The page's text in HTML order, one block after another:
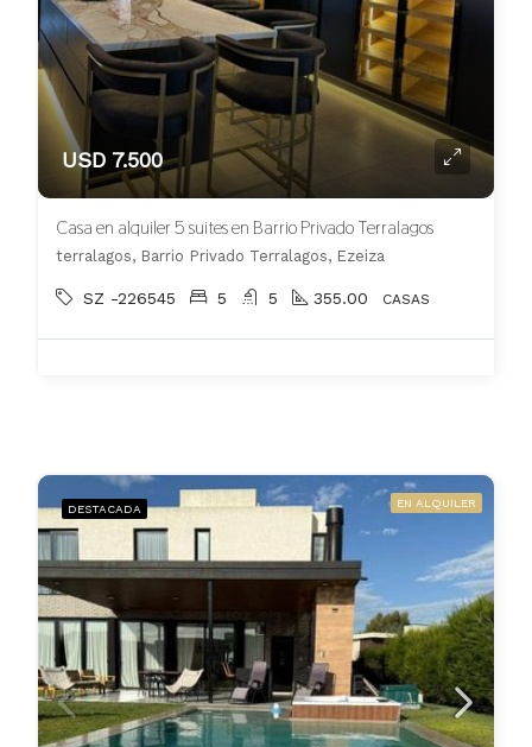
USD 7.500
Casa en alquiler 5 suites en Barrio Privado Terralagos
terralagos, Barrio Privado Terralagos, Ezeiza
SZ -226545 5 5 355.00 CASAS
DESTACADA EN ALQUILER